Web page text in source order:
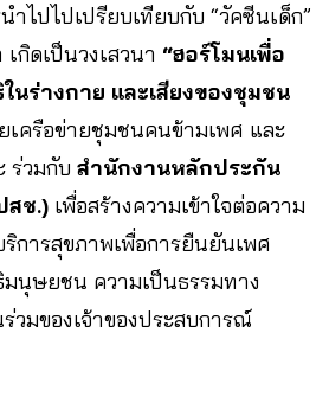
ำไปไปเปรียบเทียบกับ “วัคซีนเด็ก”
กิดเป็นวงเสวนา “ฮอร์โมนเพื่อ
นร่างกาย และเสียงของชุมชน
เครือข่ายชุมชนคนข้ามเพศ และ
ร่วมกับ สำนักงานหลักประกัน
สช.) เพื่อสร้างความเข้าใจต่อความ
การสุขภาพเพื่อการยืนยันเพศ
นุษยชน ความเป็นธรรมทาง
วมของเจ้าของประสบการณ์